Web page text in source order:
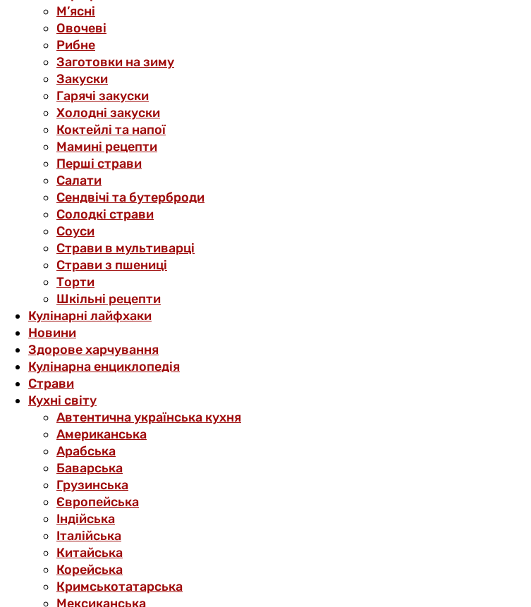
М’ясні
Овочеві
Рибне
Заготовки на зиму
Закуски
Гарячі закуски
Холодні закуски
Коктейлі та напої
Мамині рецепти
Перші страви
Салати
Сендвічі та бутерброди
Солодкі страви
Соуси
Страви в мультиварці
Страви з пшениці
Торти
Шкільні рецепти
Кулінарні лайфхаки
Новини
Здорове харчування
Кулінарна енциклопедія
Страви
Кухні світу
Автентична українська кухня
Американська
Арабська
Баварська
Грузинська
Європейська
Індійська
Італійська
Китайська
Корейська
Кримськотатарська
Мексиканська